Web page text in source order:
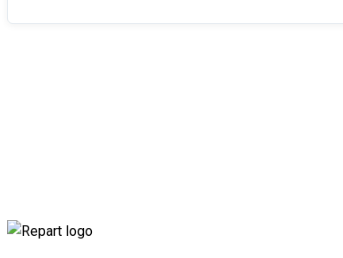
Gorenje FN6191HW ZOF2869A 588460 •
Gorenje FN6192HW ZOF2869A 588467 •